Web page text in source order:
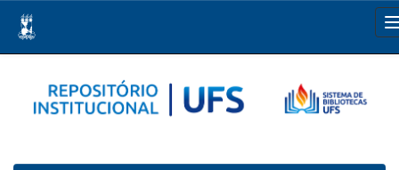
navigation